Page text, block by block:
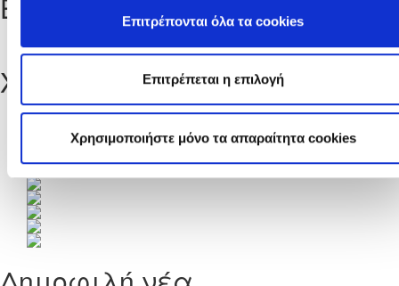
Επιτρέπονται όλα τα cookies
Επιτρέπεται η επιλογή
Χρησιμοποιήστε μόνο τα απαραίτητα cookies
Επόμενοι Αγώνες
Χορηγοί